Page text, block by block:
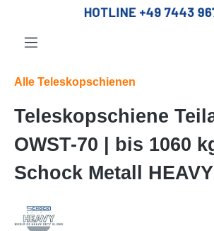
Alle Teleskopschienen
Teleskopschiene
OWST-70 | bis 1060
Schock Metall HEAVY